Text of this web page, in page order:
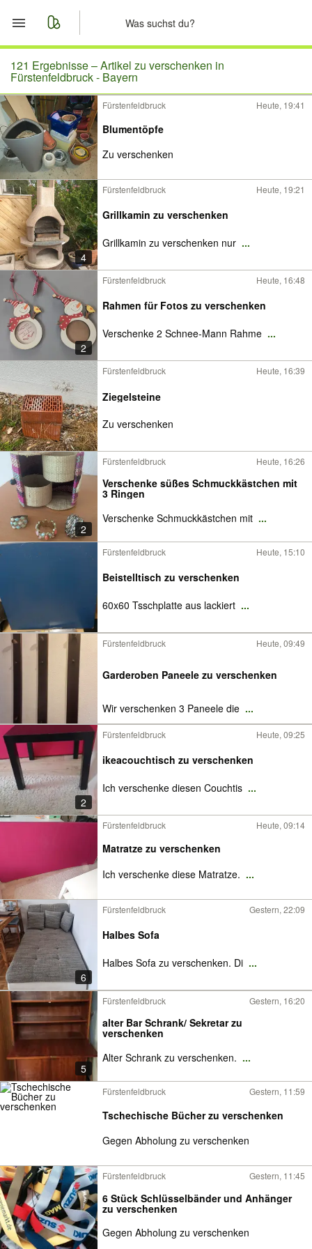
Start
Merkliste
Nachrichten
Anzeige aufgeben
121 Ergebnisse –Artikel zu verschenken in
Fürstenfeldbruck - Bayern
Fürstenfeldbruck Heute, 19:41
Blumentöpfe
Zu verschenken
4
Fürstenfeldbruck Heute, 19:21
Grillkamin zu verschenken
Grillkamin zu verschenken nur ...
2
Fürstenfeldbruck Heute, 16:48
Rahmen für Fotos zu verschenken
Verschenke 2 Schnee-Mann Rahme ...
Fürstenfeldbruck Heute, 16:39
Ziegelsteine
Zu verschenken
2
Fürstenfeldbruck Heute, 16:26
Verschenke süßes Schmuckkästchen mit
3 Ringen
Verschenke Schmuckkästchen mit ...
Fürstenfeldbruck Heute, 15:10
Beistelltisch zu verschenken
60x60 Tsschplatte aus lackiert ...
Fürstenfeldbruck Heute, 09:49
Garderoben Paneele zu verschenken
Wir verschenken 3 Paneele die ...
2
Fürstenfeldbruck Heute, 09:25
ikeacouchtisch zu verschenken
Ich verschenke diesen Couchtis ...
Fürstenfeldbruck Heute, 09:14
Matratze zu verschenken
Ich verschenke diese Matratze. ...
6
Fürstenfeldbruck Gestern, 22:09
Halbes Sofa
Halbes Sofa zu verschenken. Di ...
5
Fürstenfeldbruck Gestern, 16:20
alter Bar Schrank/ Sekretar zu
verschenken
Alter Schrank zu verschenken. ...
Fürstenfeldbruck Gestern, 11:59
Tschechische Bücher zu verschenken
Gegen Abholung zu verschenken
Fürstenfeldbruck Gestern, 11:45
6 Stück Schlüsselbänder und Anhänger
zu verschenken
Gegen Abholung zu verschenken